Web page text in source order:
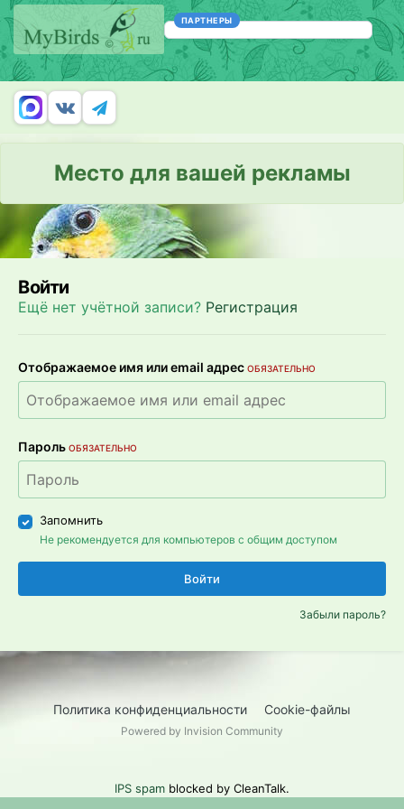
ПАРТНЕРЫ
Место для вашей рекламы
Войти
Ещё нет учётной записи? Регистрация
Отображаемое имя или email адрес ОБЯЗАТЕЛЬНО
Пароль ОБЯЗАТЕЛЬНО
Запомнить
Не рекомендуется для компьютеров с общим доступом
Войти
Забыли пароль?
Политика конфиденциальности Cookie-файлы
Powered by Invision Community
IPS spam blocked by CleanTalk.